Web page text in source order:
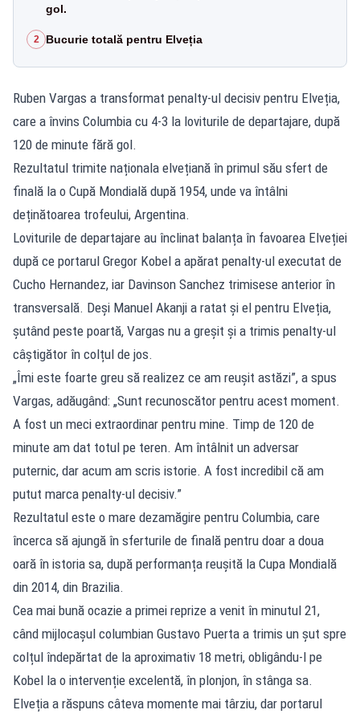
gol.
2 Bucurie totală pentru Elveția
Ruben Vargas a transformat penalty-ul decisiv pentru Elveția,
care a învins Columbia cu 4-3 la loviturile de departajare, după
120 de minute fără gol.
Rezultatul trimite naționala elvețiană în primul său sfert de
finală la o Cupă Mondială după 1954, unde va întâlni
deținătoarea trofeului, Argentina.
Loviturile de departajare au înclinat balanța în favoarea Elveției
după ce portarul Gregor Kobel a apărat penalty-ul executat de
Cucho Hernandez, iar Davinson Sanchez trimisese anterior în
transversală. Deși Manuel Akanji a ratat și el pentru Elveția,
șutând peste poartă, Vargas nu a greșit și a trimis penalty-ul
câștigător în colțul de jos.
„Îmi este foarte greu să realizez ce am reușit astăzi”, a spus
Vargas, adăugând: „Sunt recunoscător pentru acest moment.
A fost un meci extraordinar pentru mine. Timp de 120 de
minute am dat totul pe teren. Am întâlnit un adversar
puternic, dar acum am scris istorie. A fost incredibil că am
putut marca penalty-ul decisiv.”
Rezultatul este o mare dezamăgire pentru Columbia, care
încerca să ajungă în sferturile de finală pentru doar a doua
oară în istoria sa, după performanța reușită la Cupa Mondială
din 2014, din Brazilia.
Cea mai bună ocazie a primei reprize a venit în minutul 21,
când mijlocașul columbian Gustavo Puerta a trimis un șut spre
colțul îndepărtat de la aproximativ 18 metri, obligându-l pe
Kobel la o intervenție excelentă, în plonjon, în stânga sa.
Elveția a răspuns câteva momente mai târziu, dar portarul